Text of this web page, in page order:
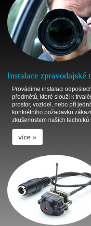
Instalace zpravodajské
Provádíme instalaci
předmětů, které slouží k
prostor, vozidel, nebo při
konkrétního požadavku
zkušenostem našich
více »